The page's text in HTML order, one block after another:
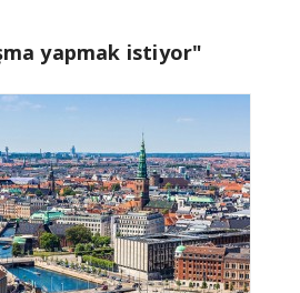
yapmak istiyor"